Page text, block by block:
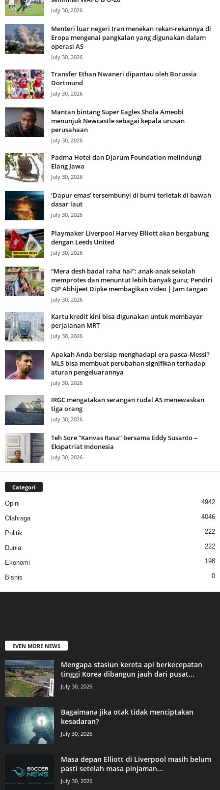
July 30, 2026
Menteri luar negeri Iran menekan rekan-rekannya di
Eropa mengenai pangkalan yang digunakan dalam
operasi AS
July 30, 2026
Transfer Ethan Nwaneri dipantau oleh Borussia
Dortmund
July 30, 2026
Mantan bintang Super Eagles Shola Ameobi
menunjuk Newcastle sebagai kepala urusan
perusahaan
July 30, 2026
Padma Hotel dan Djarum Foundation melindungi
Elang Jawa
July 30, 2026
‘Dapur emas’ tersembunyi di bumi terletak di bawah
dasar laut
July 30, 2026
Playmaker Liverpool Harvey Elliott akan bergabung
dengan Leeds United
July 30, 2026
“Mera desh badal raha hai”: anak-anak sekolah
memprotes dan menuntut lebih banyak guru; Pendiri
CJP Abhijeet Dipke membagikan video | Jam tangan
July 30, 2026
Kartu kredit kini bisa digunakan untuk membayar
perjalanan MRT
July 30, 2026
Apakah Anda bersiap menghadapi era pasca-Messi?
MLS bisa membuat perubahan signifikan terhadap
aturan pengeluarannya
July 30, 2026
IRGC mengatakan serangan rudal AS menewaskan
tiga orang
July 30, 2026
Teh Sore “Kanvas Rasa” bersama Eddy Susanto –
Ekspatriat Indonesia
July 30, 2026
Categori
Opini 4942
Olahraga 4046
Politik 222
Dunia 222
Ekonomi 198
Bisnis 0
EVEN MORE NEWS
Mengapa stasiun kereta api berkecepatan
tinggi Korea dibangun jauh dari pusat...
July 30, 2026
Bagaimana jika otak tidak menciptakan
kesadaran?
July 30, 2026
Masa depan Elliott di Liverpool masih belum
pasti setelah masa pinjaman...
July 30, 2026